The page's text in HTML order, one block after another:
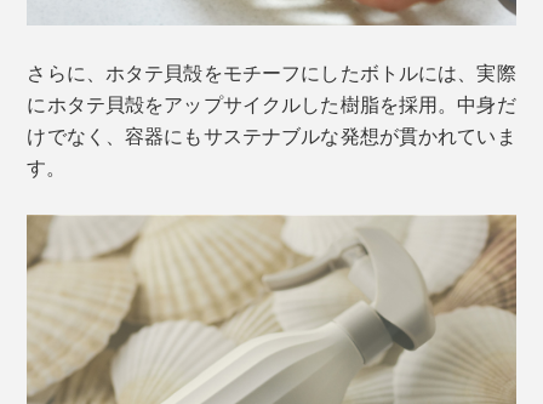
さらに、ホタテ貝殻をモチーフにしたボトルには、実際
にホタテ貝殻をアップサイクルした樹脂を採用。中身だ
けでなく、容器にもサステナブルな発想が貫かれていま
す。